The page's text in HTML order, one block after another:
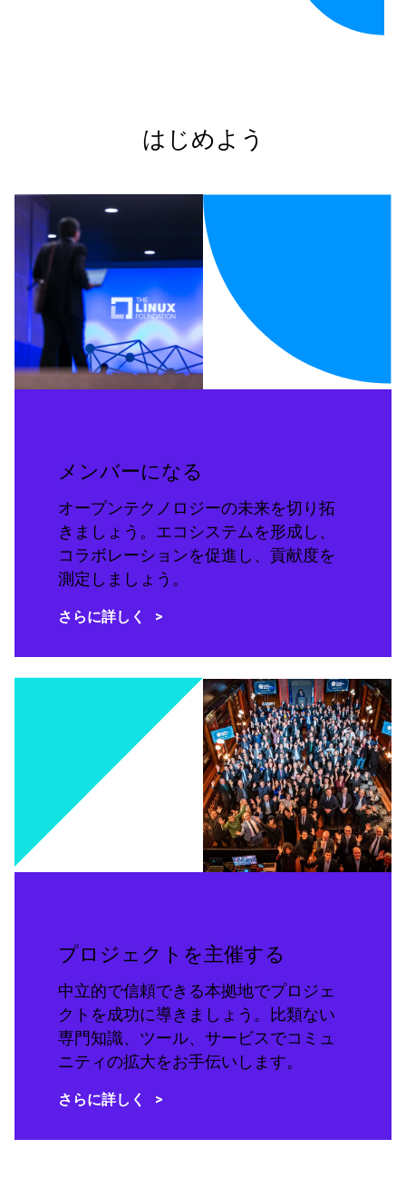
はじめよう
メンバーになる
オープンテクノロジーの未来を切り拓
きましょう。エコシステムを形成し、
コラボレーションを促進し、貢献度を
測定しましょう。
さらに詳しく
プロジェクトを主催する
中立的で信頼できる本拠地でプロジェ
クトを成功に導きましょう。比類ない
専門知識、ツール、サービスでコミュ
ニティの拡大をお手伝いします。
さらに詳しく